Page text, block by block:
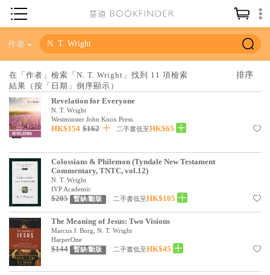
神學／教義
聖經
信仰入門
教會歷史
靈修／禱告
信徒生活
教會事工
分齡牧養
社會／倫理
哲學／宗教比較
作者
在「作者」檢索「N. T. Wright」找到 11 項檢索
結果（按「日期」倒序顯示）
Revelation for Everyone
N. T. Wright
Westminster John Knox Press
HK$154 $162 二手書低至HK$65
Colossians & Philemon (Tyndale New Testament
Commentary, TNTC, vol.12)
N. T. Wright
IVP Academic
$205 暫缺/斷版 二手書低至HK$105
The Meaning of Jesus: Two Visions
Marcus J. Borg, N. T. Wright
HarperOne
$144 暫缺/斷版 二手書低至HK$45